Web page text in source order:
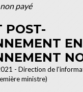
payé
POST-
- Direction de
ministre)